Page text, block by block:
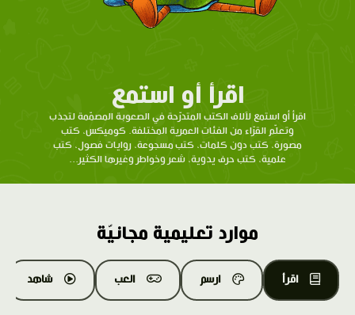
اقرأ أو استمع
اقرأ أو استمع لآلاف الكتب المتدرّحة في الصعوبة المصمّمة لتجذب
وتعلّم القرّاء من الفئات العمرية المختلفة. كوميكس، كتب
مصورة، كتب دون كلمات، كتب مسجوعة، روايات فصول، كتب
علمية، كتب حرف يدوية، شعر وخواطر وغيرها الكثير...
موارد تعليمية مجانيّة
اقرأ ارسم العب شاهد